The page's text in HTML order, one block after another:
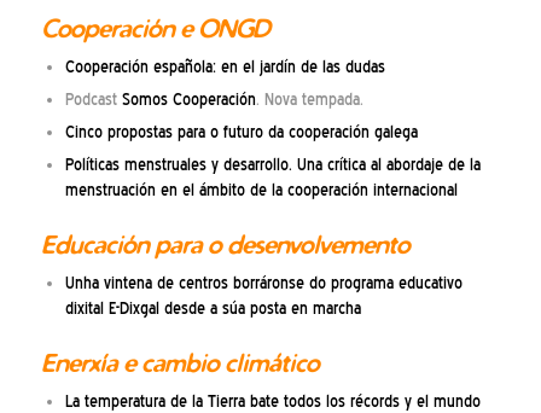
Cooperación e ONGD
Cooperación española: en el jardín de las dudas
Podcast Somos Cooperación. Nova tempada.
Cinco propostas para o futuro da cooperación galega
Políticas menstruales y desarrollo. Una crítica al abordaje de la
menstruación en el ámbito de la cooperación internacional
Educación para o desenvolvemento
Unha vintena de centros borráronse do programa educativo
dixital E-Dixgal desde a súa posta en marcha
Enerxía e cambio climático
La temperatura de la Tierra bate todos los récords y el mundo